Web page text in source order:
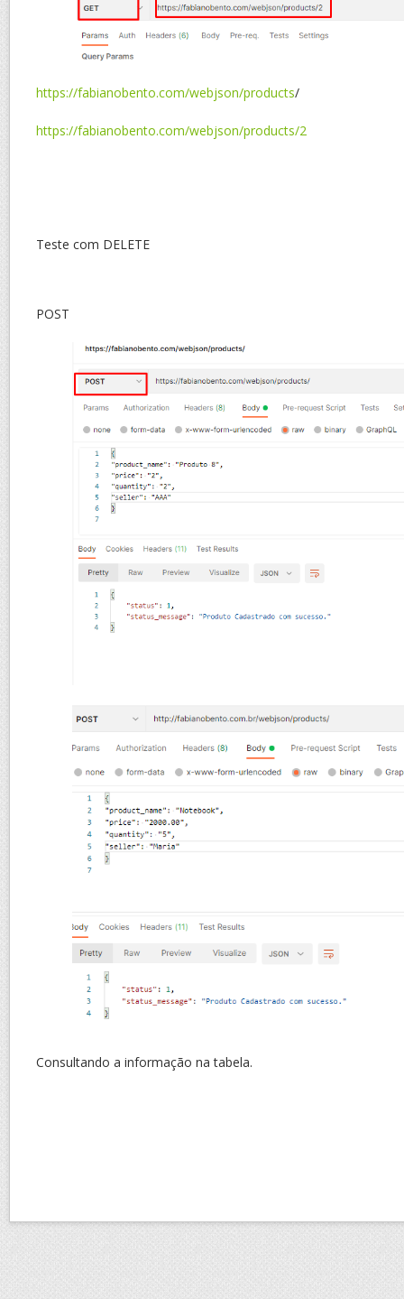
https://fabianobento.com/webjson/products/
https://fabianobento.com/webjson/products/2
Teste com DELETE
POST
Consultando a informação na tabela.